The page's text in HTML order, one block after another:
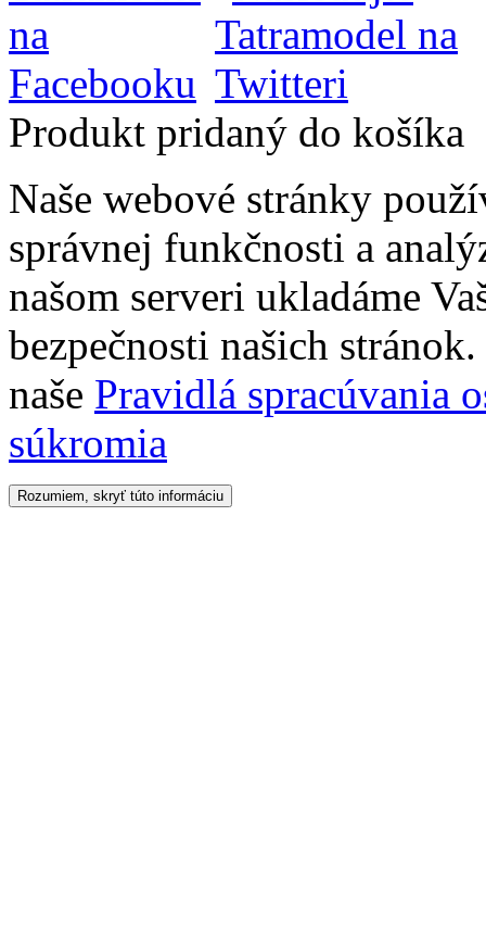
Produkt pridaný do košíka
Naše webové stránky
správnej funkčnosti a
našom serveri ukladáme
bezpečnosti našich
naše Pravidlá spracúvania
súkromia
Rozumiem, skryť túto informáciu